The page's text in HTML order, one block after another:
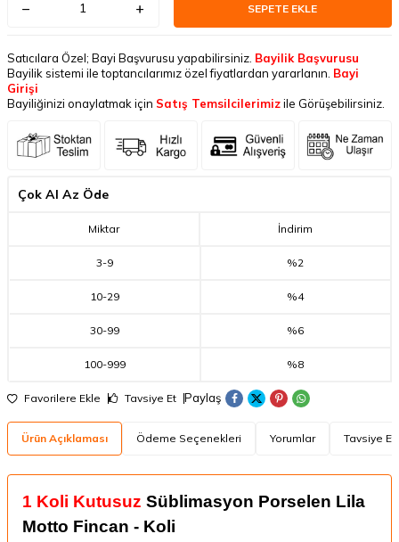
SEPETE EKLE
Satıcılara Özel; Bayi Başvurusu yapabilirsiniz. Bayilik Başvurusu
Bayilik sistemi ile toptancılarımız özel fiyatlardan yararlanın. Bayi
Girişi
Bayiliğinizi onaylatmak için Satış Temsilcilerimizile Görüşebilirsiniz.
Çok Al Az Öde
Miktar İndirim
3-9 %2
10-29 %4
30-99 %6
100-999 %8
Favorilere Ekle Tavsiye Et Paylaş
Ürün Açıklaması Ödeme Seçenekleri Yorumlar Tavsiye Et
1 Koli Kutusuz Süblimasyon Porselen Lila
Motto Fincan - Koli